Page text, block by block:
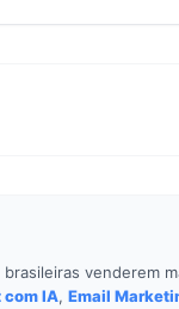
venderem
com IA, Email